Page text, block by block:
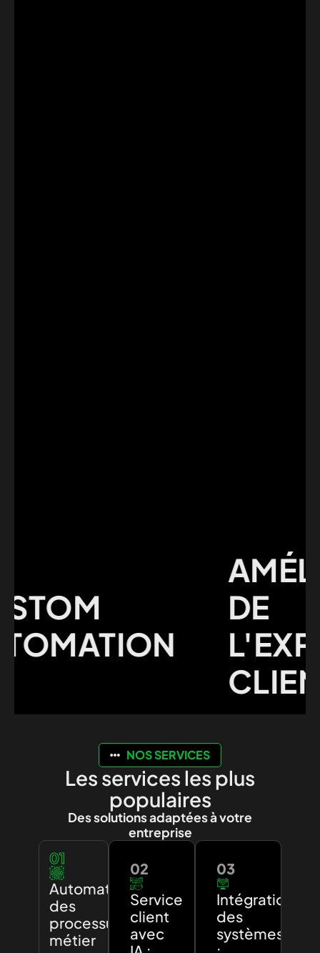
DE
CLIENT
NOS SERVICES
Les services les plus
populaires
Des solutions adaptées à votre
entreprise
01
Automatisation
des
processus
métier
02
Service
client
avec
03
Intégration
des
systèmes